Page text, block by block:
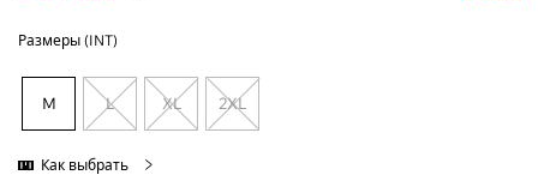
Размеры (INT)
M L XL 2XL
Как выбрать